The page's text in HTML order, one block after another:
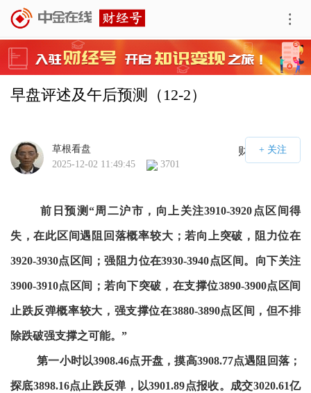
早盘评述及午后预测（12-2）
财经号APP
草根看盘
2025-12-02 11:49:45
3701
前日预测“周二沪市，向上关注3910-3920点区间得
失，在此区间遇阻回落概率较大；若向上突破，阻力位在
3920-3930点区间；强阻力位在3930-3940点区间。向下关注
3900-3910点区间；若向下突破，在支撑位3890-3900点区间
止跌反弹概率较大，强支撑位在3880-3890点区间，但不排
除跌破强支撑之可能。”
第一小时以3908.46点开盘，摸高3908.77点遇阻回落；
探底3898.16点止跌反弹，以3901.89点报收。成交3020.61亿